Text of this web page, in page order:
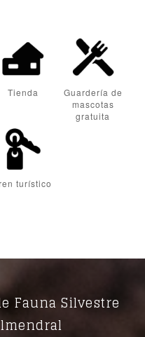
Tienda
Guardería de
mascotas
gratuita
turístico
Fauna Silvestre